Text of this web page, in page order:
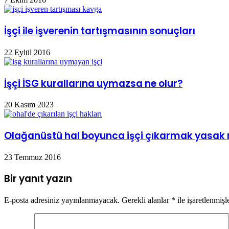
İşçi ile işverenin tartışmasının sonuçları
22 Eylül 2016
İşçi İSG kurallarına uymazsa ne olur?
20 Kasım 2023
Olağanüstü hal boyunca işçi çıkarmak yasak
23 Temmuz 2016
Bir yanıt yazın
E-posta adresiniz yayınlanmayacak. Gerekli alanlar * ile